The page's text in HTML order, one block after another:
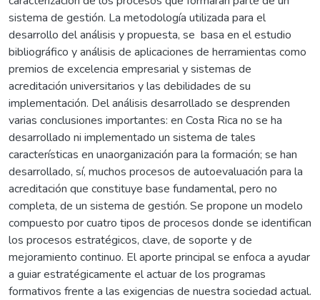
sistema de gestión. La metodología utilizada para el
desarrollo del análisis y propuesta, se basa en el estudio
bibliográfico y análisis de aplicaciones de herramientas como
premios de excelencia empresarial y sistemas de
acreditación universitarios y las debilidades de su
implementación. Del análisis desarrollado se desprenden
varias conclusiones importantes: en Costa Rica no se ha
desarrollado ni implementado un sistema de tales
características en unaorganización para la formación; se han
desarrollado, sí, muchos procesos de autoevaluación para la
acreditación que constituye base fundamental, pero no
completa, de un sistema de gestión. Se propone un modelo
compuesto por cuatro tipos de procesos donde se identifican
los procesos estratégicos, clave, de soporte y de
mejoramiento continuo. El aporte principal se enfoca a ayudar
a guiar estratégicamente el actuar de los programas
formativos frente a las exigencias de nuestra sociedad actual.